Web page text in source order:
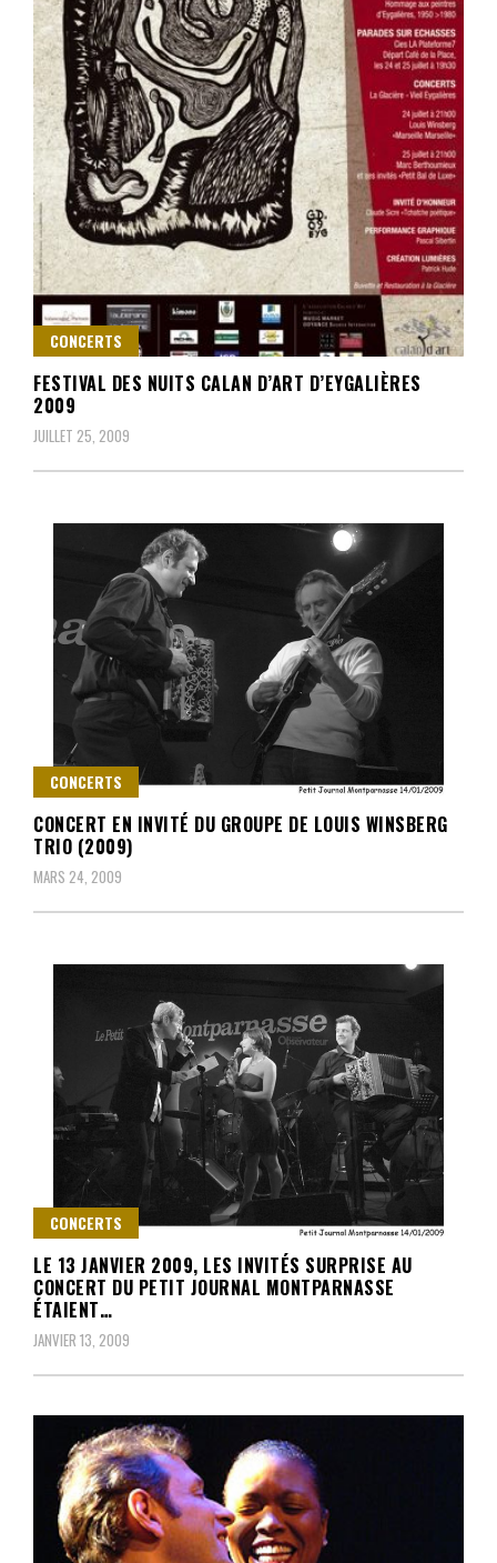
CONCERTS
FESTIVAL DES NUITS CALAN D’ART D’EYGALIÈRES
2009
JUILLET 25, 2009
CONCERTS
CONCERT EN INVITÉ DU GROUPE DE LOUIS WINSBERG
TRIO (2009)
MARS 24, 2009
CONCERTS
LE 13 JANVIER 2009, LES INVITÉS SURPRISE AU
CONCERT DU PETIT JOURNAL MONTPARNASSE
ÉTAIENT…
JANVIER 13, 2009